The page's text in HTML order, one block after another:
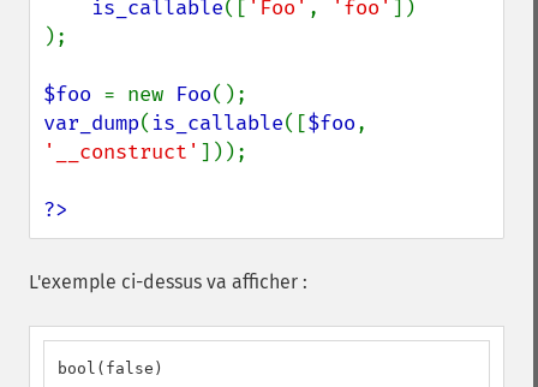
is_callable([ 'Foo' , 'foo' ])
);
$foo = new Foo
var_dump( is_callable([$foo
'__construct' ]));
?>
L'exemple ci-dessus va afficher :
bool(false)